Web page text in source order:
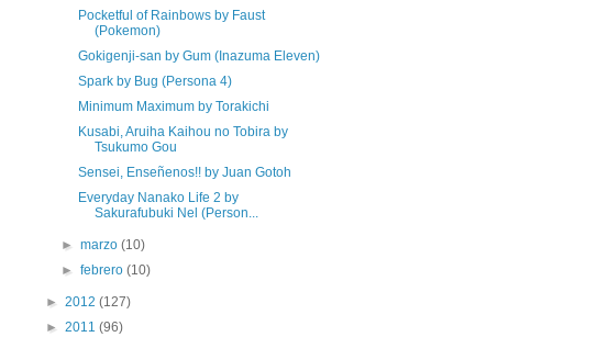
Pocketful of Rainbows by Faust
(Pokemon)
Gokigenji-san by Gum (Inazuma Eleven)
Spark by Bug (Persona 4)
Minimum Maximum by Torakichi
Kusabi, Aruiha Kaihou no Tobira by
Tsukumo Gou
Sensei, Enseñenos!! by Juan Gotoh
Everyday Nanako Life 2 by
Sakurafubuki Nel (Person...
►marzo(10)
►febrero(10)
► 2012 (127)
► 2011 (96)